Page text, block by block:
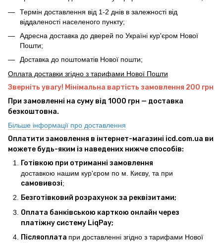
Термін доставлення від 1-2 днів в залежності від
віддаленості населеного пункту;
Адресна доставка до дверей по Україні кур'єром Нової
Пошти;
Доставка до поштоматів Нової пошти;
Оплата доставки згідно з тарифами Нової Пошти
Зверніть увагу! Мінімальна вартість замовлення 200 грн
При замовленні на суму від 1000 грн — доставка
безкоштовна.
Більше інформації про доставлення
Оплатити замовлення в інтернет-магазині icd.com.ua ви
можете будь-яким із наведених нижче способів:
Готівкою при отриманні замовлення
доставкою нашим кур'єром по м. Києву, та при
самовивозі;
Безготівковий розрахунок за реквізитами;
Оплата банківською карткою онлайн через
платіжну систему LiqPay;
Післяоплата при доставленні згідно з тарифами Нової